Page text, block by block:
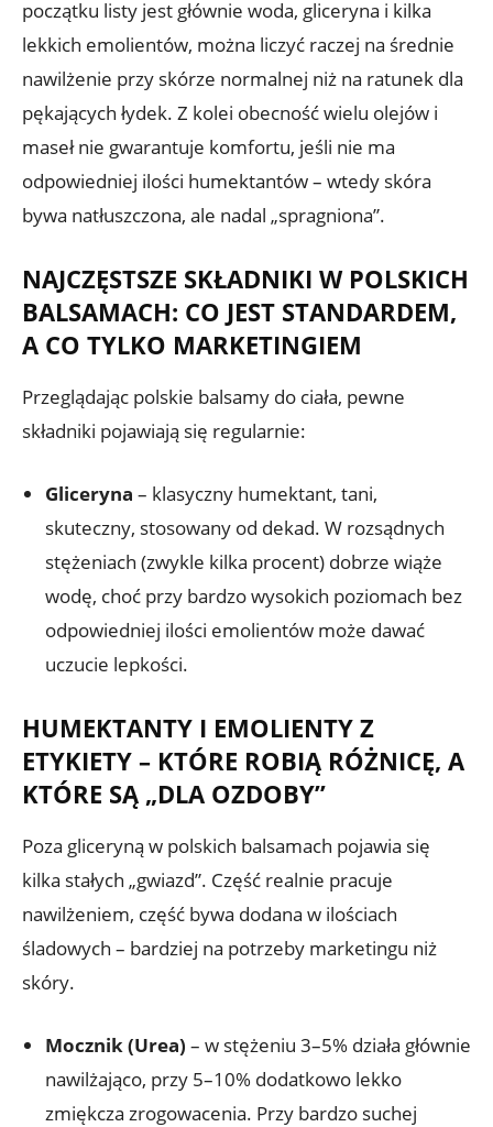
początku listy jest głównie woda, gliceryna i kilka
lekkich emolientów, można liczyć raczej na średnie
nawilżenie przy skórze normalnej niż na ratunek dla
pękających łydek. Z kolei obecność wielu olejów i
maseł nie gwarantuje komfortu, jeśli nie ma
odpowiedniej ilości humektantów – wtedy skóra
bywa natłuszczona, ale nadal „spragniona”.
NAJCZĘSTSZE SKŁADNIKI W POLSKICH
BALSAMACH: CO JEST STANDARDEM,
A CO TYLKO MARKETINGIEM
Przeglądając polskie balsamy do ciała, pewne
składniki pojawiają się regularnie:
Gliceryna – klasyczny humektant, tani,
skuteczny, stosowany od dekad. W rozsądnych
stężeniach (zwykle kilka procent) dobrze wiąże
wodę, choć przy bardzo wysokich poziomach bez
odpowiedniej ilości emolientów może dawać
uczucie lepkości.
HUMEKTANTY I EMOLIENTY Z
ETYKIETY – KTÓRE ROBIĄ RÓŻNICĘ, A
KTÓRE SĄ „DLA OZDOBY”
Poza gliceryną w polskich balsamach pojawia się
kilka stałych „gwiazd”. Część realnie pracuje
nawilżeniem, część bywa dodana w ilościach
śladowych – bardziej na potrzeby marketingu niż
skóry.
Mocznik (Urea) – w stężeniu 3–5% działa głównie
nawilżająco, przy 5–10% dodatkowo lekko
zmiękcza zrogowacenia. Przy bardzo suchej